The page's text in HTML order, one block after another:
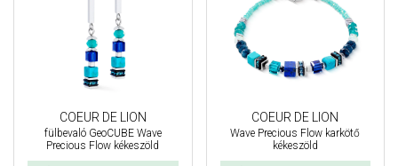
COEUR DE LION
fülbevaló GeoCUBE Wave
Precious Flow kékeszöld
COEUR DE LION
Wave Precious Flow karkötő
kékeszöld